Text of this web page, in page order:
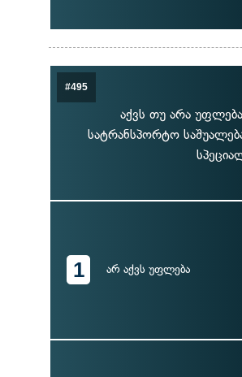
#495
აქვს თუ არა
სატრანსპორტო
1 არ აქვს უფლება